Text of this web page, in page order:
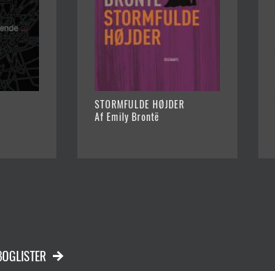
STORMFULDE HØJDER
Af Emily Brontë